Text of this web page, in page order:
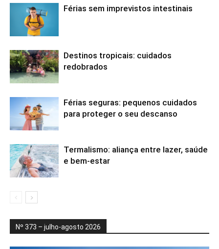
Férias sem imprevistos intestinais
Destinos tropicais: cuidados
redobrados
Férias seguras: pequenos cuidados
para proteger o seu descanso
Termalismo: aliança entre lazer, saúde
e bem-estar
Nº 373 – julho-agosto 2026